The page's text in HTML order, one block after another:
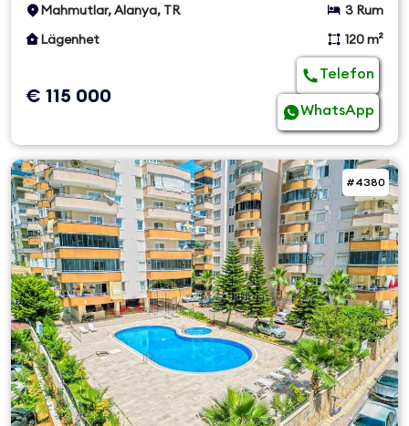
Mahmutlar, Alanya, TR
3 Rum
Lägenhet
120 m²
€ 115 000
Telefon
WhatsApp
#4380